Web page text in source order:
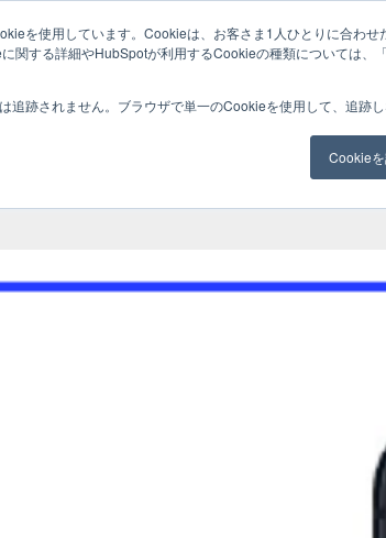
を使用しています。Cookieは、お客さま1人ひとりに合わせ
関する詳細やHubSpotが利用するCookieの種類については、「
跡されません。ブラウザで単一のCookieを使用して、追跡し
Cookie
ー 料金 Web制作 ナレッジ